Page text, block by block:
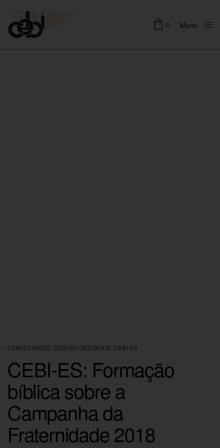
0 Menu
CEBI-ESTADOS CEBI EM DESTAQUE CEBI-ES
CEBI-ES: Formação
bíblica sobre a
Campanha da
Fraternidade 2018